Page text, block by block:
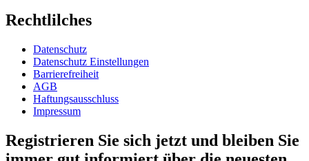
Rechtlilches
Datenschutz
Datenschutz Einstellungen
Barrierefreiheit
AGB
Haftungsausschluss
Impressum
Registrieren Sie sich jetzt und bleiben Sie